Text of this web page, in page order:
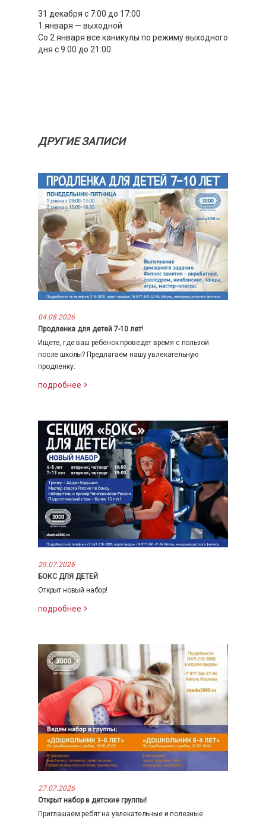
31 декабря с 7:00 до 17:00
1 января — выходной
Со 2 января все каникулы по режиму выходного
дня с 9:00 до 21:00
ДРУГИЕ ЗАПИСИ
04.08.2026
Продленка для детей 7-10 лет!
Ищете, где ваш ребенок проведет время с пользой
после школы? Предлагаем нашу увлекательную
продленку:
подробнее
29.07.2026
БОКС ДЛЯ ДЕТЕЙ
Открыт новый набор!
подробнее
27.07.2026
Открыт набор в детские группы!
Приглашаем ребят на увлекательные и полезные